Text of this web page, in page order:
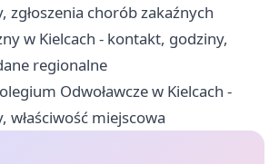
zgłoszenia chorób zakaźnych
w Kielcach - kontakt, godziny,
regionalne
Odwoławcze w Kielcach -
właściwość miejscowa